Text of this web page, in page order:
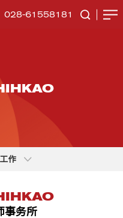
028-61558181
作
事务所